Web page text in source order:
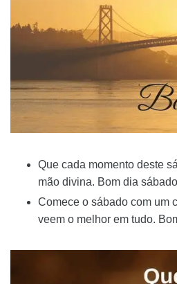
Que cada momento deste
mão divina. Bom dia
Comece o sábado com um
veem o melhor em tudo.